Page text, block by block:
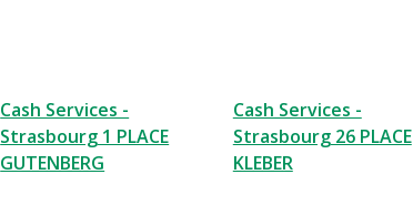
Cash Services -
Strasbourg 1 PLACE
GUTENBERG
Cash Services -
Strasbourg 26 PLACE
KLEBER